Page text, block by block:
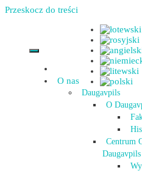
Przeskocz do treści
O nas
Daugavpils
O
Centrum
Daugavpils